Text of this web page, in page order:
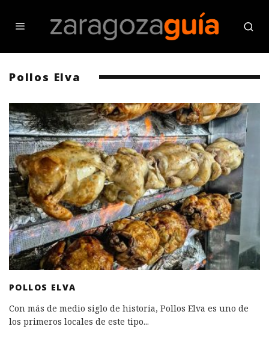
Pollos Elva
POLLOS ELVA
Con más de medio siglo de historia, Pollos Elva es uno de
los primeros locales de este tipo...